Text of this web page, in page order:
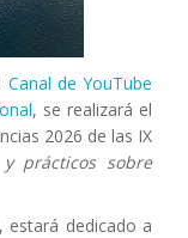
Canal de YouTube
, se realizará el
2026 de las IX
prácticos sobre
estará dedicado a